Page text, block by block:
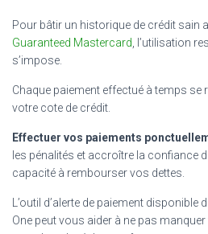
Pour bâtir un historique de crédit sain
Guaranteed Mastercard , l’utilisation
s’impose.
Chaque paiement effectué à temps se
votre cote de crédit.
Effectuer vos paiements
les pénalités et accroître la confiance
capacité à rembourser vos dettes.
L’outil d’alerte de paiement disponible
One peut vous aider à ne pas